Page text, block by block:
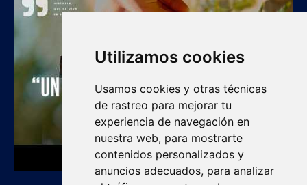
Utilizamos cookies
Usamos cookies y otras técnicas
de rastreo para mejorar tu
experiencia de navegación en
nuestra web, para mostrarte
contenidos personalizados y
anuncios adecuados, para analizar